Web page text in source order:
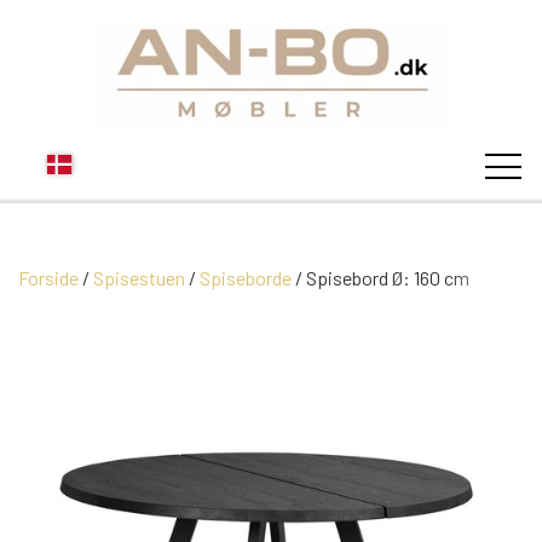
STUEN
MODUL SOFA DALLAS
SOFABORDE
VITRINER
SOVEVÆRELSE
Forside Spisestuen Spiseborde Spisebord Ø: 160 cm